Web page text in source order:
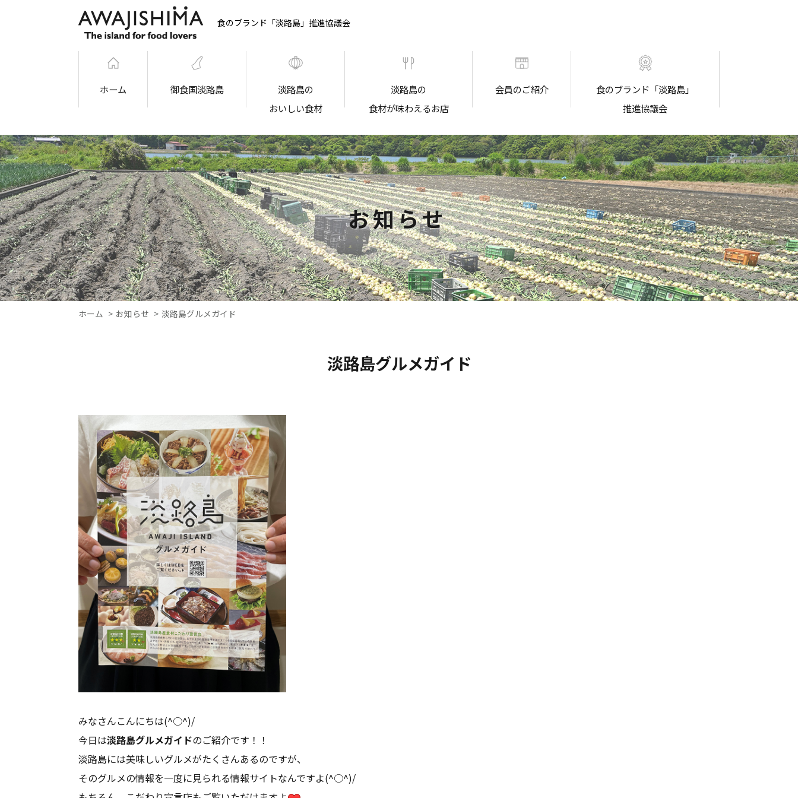
食のブランド「淡路島」推進協議会
ホーム 御食国淡路島
淡路島の
おいしい食材
淡路島の
食材が味わえるお店
会員のご紹介
食のブランド「淡路島」
推進協議会
お知らせ
ホーム お知らせ 淡路島グルメガイド
淡路島グルメガイド
みなさんこんにちは(^○^)/
今日は淡路島グルメガイドのご紹介です！！
淡路島には美味しいグルメがたくさんあるのですが、
そのグルメの情報を一度に見られる情報サイトなんですよ(^○^)/